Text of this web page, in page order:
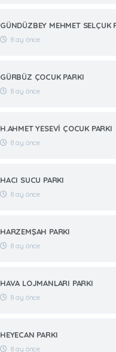
GÜNDÜZBEY MEHMET SELÇUK
8 ay önce
GÜRBÜZ ÇOCUK PARKI
8 ay önce
H.AHMET YESEVİ ÇOCUK PARKI
8 ay önce
HACI SUCU PARKI
8 ay önce
HARZEMŞAH PARKI
8 ay önce
HAVA LOJMANLARI PARKI
8 ay önce
HEYECAN PARKI
8 ay önce